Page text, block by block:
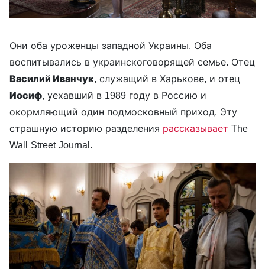
Они оба уроженцы западной Украины. Оба
воспитывались в украинскоговорящей семье. Отец
Василий Иванчук, служащий в Харькове, и отец
Иосиф, уехавший в 1989 году в Россию и
окормляющий один подмосковный приход. Эту
страшную историю разделения рассказывает The
Wall Street Journal.